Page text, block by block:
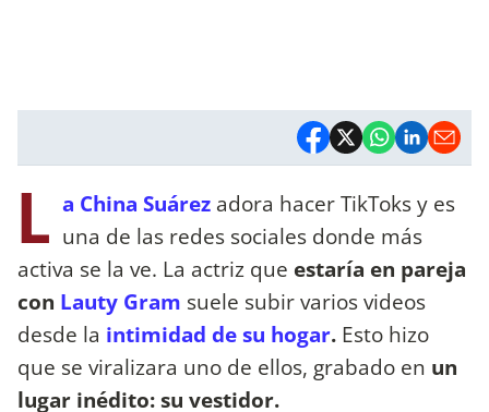
L a China Suárez adora hacer TikToks y es
una de las redes sociales donde más
activa se la ve. La actriz que estaría en pareja
con Lauty Gram suele subir varios videos
desde la intimidad de su hogar. Esto hizo
que se viralizara uno de ellos, grabado en un
lugar inédito: su vestidor.